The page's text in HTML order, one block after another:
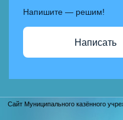
Напишите — решим!
Написать
Сайт Муниципального казённого